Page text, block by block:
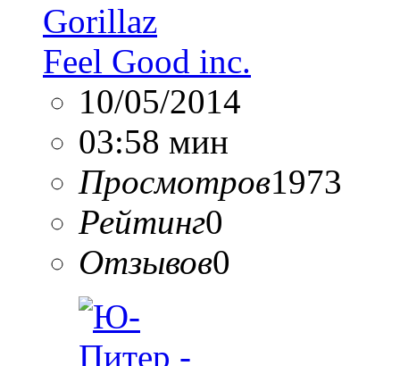
Gorillaz
Feel Good inc.
10/05/2014
03:58 мин
Просмотров1973
Рейтинг0
Отзывов0